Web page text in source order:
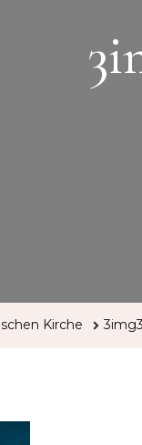
Kirche 3img3